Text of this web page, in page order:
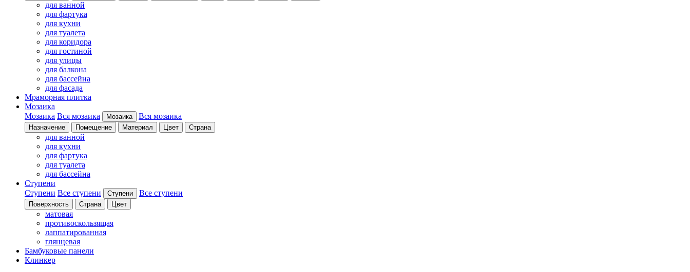
для ванной
для фартука
для кухни
для туалета
для коридора
для гостиной
для улицы
для балкона
для бассейна
для фасада
Мраморная плитка
Мозаика
Мозаика Вся мозаика Мозаика Вся мозаика
Назначение Помещение Материал Цвет Страна
для ванной
для кухни
для фартука
для туалета
для бассейна
Ступени
Ступени Все ступени Ступени Все ступени
Поверхность Страна Цвет
матовая
противоскользящая
лаппатированная
глянцевая
Бамбуковые панели
Клинкер